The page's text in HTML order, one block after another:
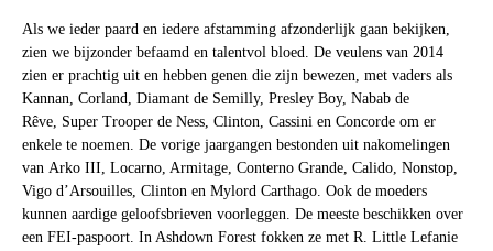
Als we ieder paard en iedere afstamming afzonderlijk gaan bekijken,
zien we bijzonder befaamd en talentvol bloed. De veulens van 2014
zien er prachtig uit en hebben genen die zijn bewezen, met vaders als
Kannan, Corland, Diamant de Semilly, Presley Boy, Nabab de
Rêve, Super Trooper de Ness, Clinton, Cassini en Concorde om er
enkele te noemen. De vorige jaargangen bestonden uit nakomelingen
van Arko III, Locarno, Armitage, Conterno Grande, Calido, Nonstop,
Vigo d’Arsouilles, Clinton en Mylord Carthago. Ook de moeders
kunnen aardige geloofsbrieven voorleggen. De meeste beschikken over
een FEI-paspoort. In Ashdown Forest fokken ze met R. Little Lefanie